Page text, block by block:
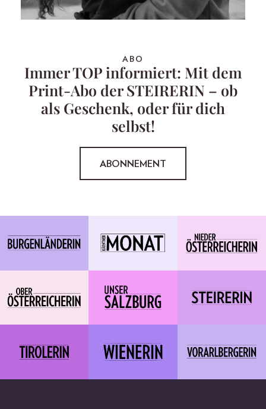
ABO
Immer TOP informiert: Mit dem
Print-Abo der STEIRERIN – ob
als Geschenk, oder für dich
selbst!
ABONNEMENT